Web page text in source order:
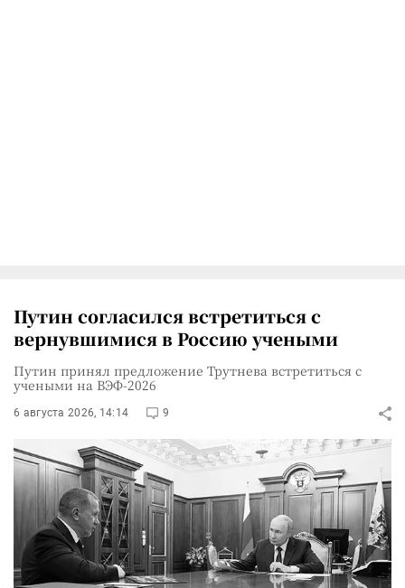
Путин согласился встретиться с
вернувшимися в Россию учеными
Путин принял предложение Трутнева встретиться с
учеными на ВЭФ-2026
6 августа 2026, 14:14 9